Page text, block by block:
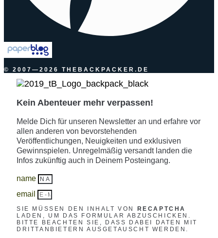
© 2007—2026 THEBACKPACKER.DE
Kein Abenteuer mehr verpassen!
Melde Dich für unseren Newsletter an und erfahre vor
allen anderen von bevorstehenden
Veröffentlichungen, Neuigkeiten und exklusiven
Gewinnspielen. Unregelmäßig versandt landen die
Infos zukünftig auch in Deinem Posteingang.
name
email
SIE MÜSSEN DEN INHALT VON
RECAPTCHA
LADEN, UM DAS FORMULAR ABZUSCHICKEN.
BITTE BEACHTEN SIE, DASS DABEI DATEN MIT
DRITTANBIETERN AUSGETAUSCHT WERDEN.